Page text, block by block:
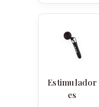
Estimulador
es